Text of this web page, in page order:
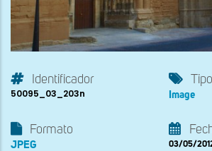
Identificador
50095_03_203n
Tipo
Image
Formato
JPEG 03/05/